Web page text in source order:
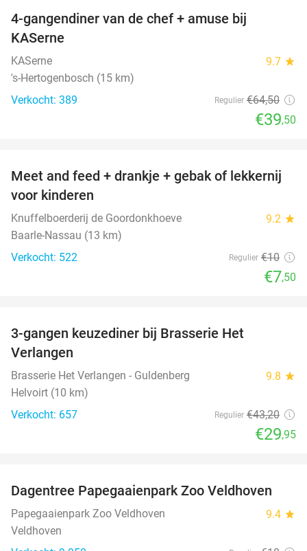
4-gangendiner van de chef + amuse bij
KASerne
KASerne 9.7 star
's-Hertogenbosch (15 km)
Verkocht: 389
Regulier €64,50
€39,50
25%
Meet and feed + drankje + gebak of lekkernij
voor kinderen
Knuffelboerderij de Goordonkhoeve 9.2 star
Baarle-Nassau (13 km)
Verkocht: 522
Regulier €10
€7,50
3-gangen keuzediner bij Brasserie Het
Verlangen
Brasserie Het Verlangen - Guldenberg 9.8 star
Helvoirt (10 km)
Verkocht: 657
Regulier €43,20
€29,95
26%
Dagentree Papegaaienpark Zoo Veldhoven
Papegaaienpark Zoo Veldhoven 9.4 star
Veldhoven